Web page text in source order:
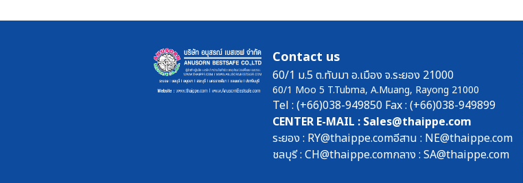
SECTION 15 SCBA FENAN - Self
Contained Breathing Apparatus - ชุดเครื่อง
SECTION 16 SAFETY CAP | HOOD | หมวก
Contact us
60/1 ม.5 ต.ทับมา อ.เมือง จ.ระยอง 21000
60/1 Moo 5 T.Tubma, A.Muang, Rayong 21000
Tel : (+66)038-949850 Fax : (+66)038-949899
CENTER E-MAIL : Sales@thaippe.com
ระยอง : RY@thaippe.comอีสาน : NE@thaippe.com
ชลบุรี : CH@thaippe.comกลาง : SA@thaippe.com